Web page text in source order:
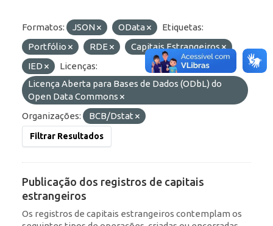
Formatos: JSON OData
Etiquetas:
Portfólio
RDE
Capitais Estrangeiros
IED
Licenças:
Licença Aberta para Bases de Dados (ODbL) do
Open Data Commons
Organizações:
BCB/Dstat
Filtrar Resultados
Publicação dos registros de capitais
estrangeiros
Os registros de capitais estrangeiros contemplam os